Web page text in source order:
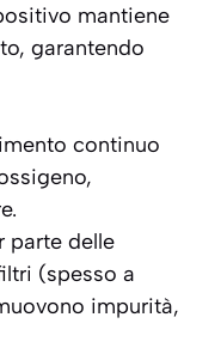
mantiene
garantendo
continuo
parte delle
(spesso a
impurità,